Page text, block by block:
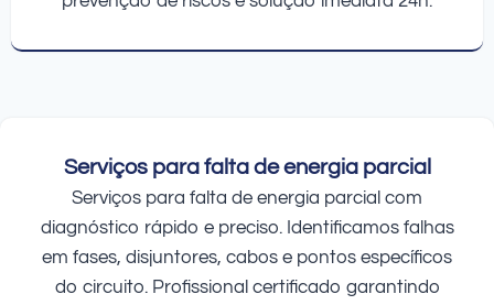
Serviços para falta de energia parcial
Serviços para falta de energia parcial com
diagnóstico rápido e preciso. Identificamos falhas
em fases, disjuntores, cabos e pontos específicos
do circuito. Profissional certificado garantindo